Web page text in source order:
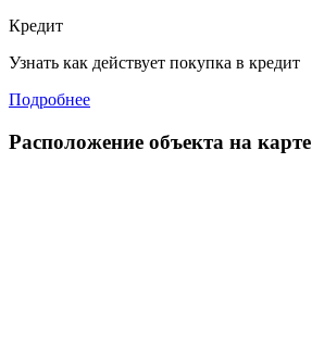
Кредит
Узнать как действует покупка в кредит
Подробнее
Расположение объекта на карте